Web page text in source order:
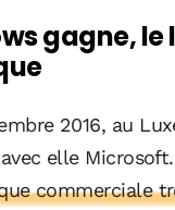
gagne, le
2016, au
elle
commerciale